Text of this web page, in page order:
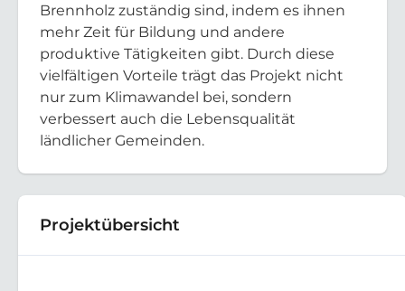
Brennholz zuständig sind, indem es ihnen
mehr Zeit für Bildung und andere
produktive Tätigkeiten gibt. Durch diese
vielfältigen Vorteile trägt das Projekt nicht
nur zum Klimawandel bei, sondern
verbessert auch die Lebensqualität
ländlicher Gemeinden.
Projektübersicht